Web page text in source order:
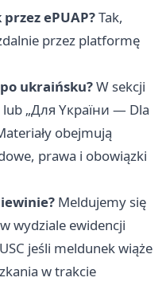
ePUAP?Tak,
przez platformę
ukraińsku?W sekcji
„Для Yкpaїни — Dla
obejmują
prawa i obowiązki
Meldujemy się
wydziale ewidencji
jeśli meldunek wiąże
w trakcie